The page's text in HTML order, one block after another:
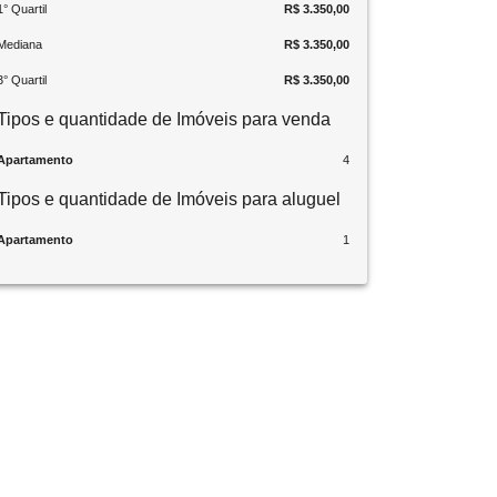
Quartil R$ 3.350,00
R$ 3.350,00
Quartil R$ 3.350,00
e quantidade de Imóveis para venda
4
e quantidade de Imóveis para aluguel
1